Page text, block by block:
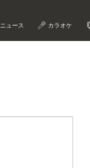
ニュース カラオケ